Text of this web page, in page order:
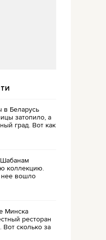
Беларусь
затопило, а
град. Вот как
коллекцию.
нее вошло
Минска
ресторан
Вот сколько за